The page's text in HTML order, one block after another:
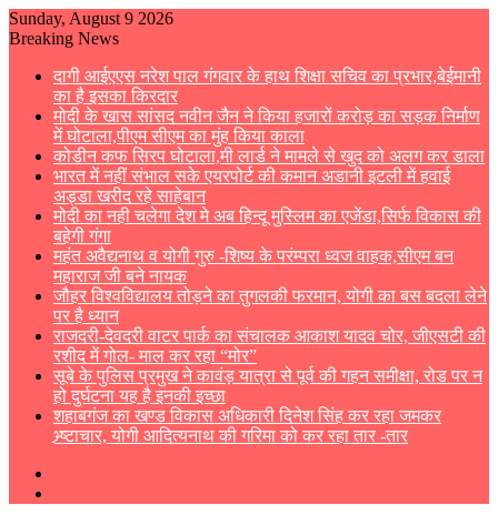
Sunday, August 9 2026
Breaking News
दागी आईएएस नरेश पाल गंगवार के हाथ शिक्षा सचिव का प्रभार,बेईमानी
का है इसका किरदार
मोदी के खास सांसद नवीन जैन ने किया हजारों करोड़ का सड़क निर्माण
में घोटाला,पीएम सीएम का मुंह किया काला
कोडीन कफ सिरप घोटाला,मी लार्ड ने मामले से खुद को अलग कर डाला
भारत में नहीं संभाल सके एयरपोर्ट की कमान अडानी इटली में हवाई
अड्डा खरीद रहे साहेबान
मोदी का नही चलेगा देश मे अब हिन्दू मुस्लिम का एजेंडा,सिर्फ विकास की
बहेगी गंगा
महंत अवैद्यनाथ व योगी गुरु -शिष्य के परंम्परा ध्वज वाहक,सीएम बन
महाराज जी बने नायक
जौहर विश्वविद्यालय तोड़ने का तुगलकी फरमान, योगी का बस बदला लेने
पर है ध्यान
राजदरी-देवदरी वाटर पार्क का संचालक आकाश यादव चोर, जीएसटी की
रशीद में गोल- माल कर रहा “मोर”
सूबे के पुलिस प्रमुख ने कावंड़ यात्रा से पूर्व की गहन समीक्षा, रोड पर न
हो दुर्घटना यह है इनकी इच्छा
शहाबगंज का खण्ड विकास अधिकारी दिनेश सिंह कर रहा जमकर
भ्र्ष्टाचार, योगी आदित्यनाथ की गरिमा को कर रहा तार -तार